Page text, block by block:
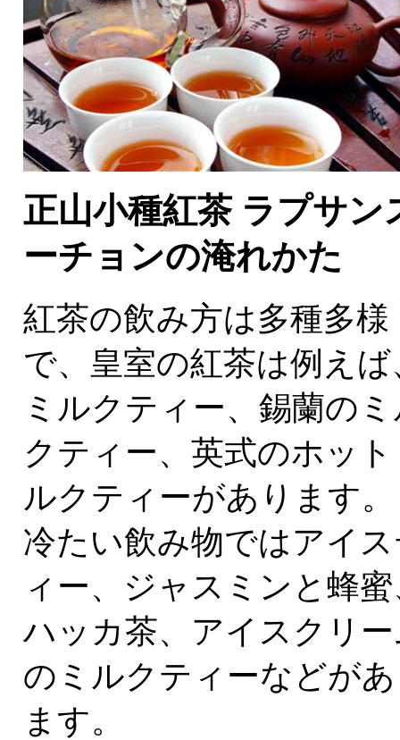
正山小種紅茶 ラプサン
ーチョンの淹れかた
紅茶の飲み方は多種多様
で、皇室の紅茶は例えば
ミルクティー、錫蘭の
クティー、英式のホッ
ルクティーがあります。
冷たい飲み物ではアイ
ィー、ジャスミンと蜂蜜
ハッカ茶、アイスクリ
のミルクティーなどが
ます。